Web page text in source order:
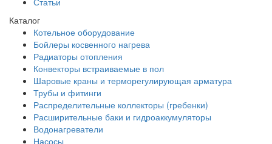
Каталог
Котельное оборудование
Бойлеры косвенного нагрева
Радиаторы отопления
Конвекторы встраиваемые в пол
Шаровые краны и терморегулирующая арматура
Трубы и фитинги
Распределительные коллекторы (гребенки)
Расширительные баки и гидроаккумуляторы
Водонагреватели
Насосы